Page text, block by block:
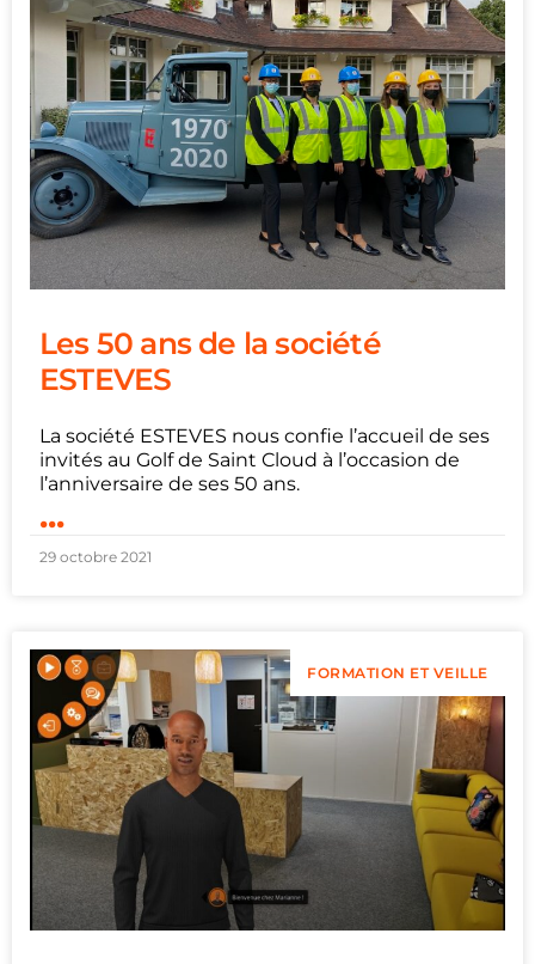
Les 50 ans de la société
ESTEVES
La société ESTEVES nous confie l’accueil de ses
invités au Golf de Saint Cloud à l’occasion de
l’anniversaire de ses 50 ans.
...
29 octobre 2021
FORMATION ET VEILLE